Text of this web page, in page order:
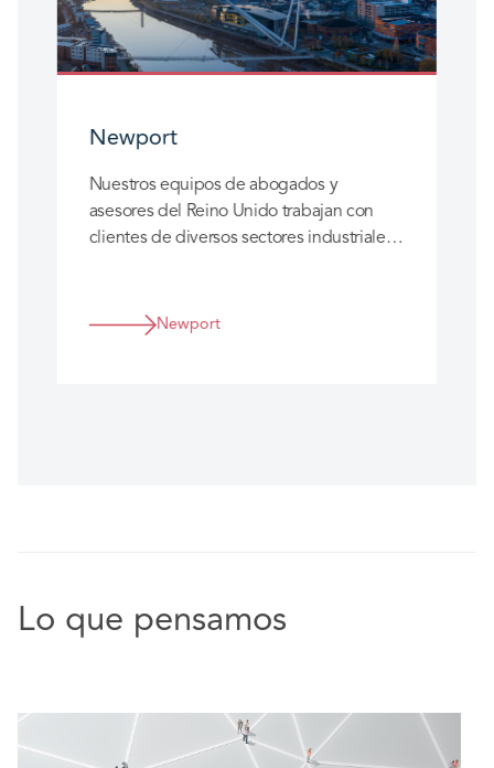
Newport
Nuestros equipos de abogados y
asesores del Reino Unido trabajan con
clientes de diversos sectores industriales
Newport
Lo que pensamos